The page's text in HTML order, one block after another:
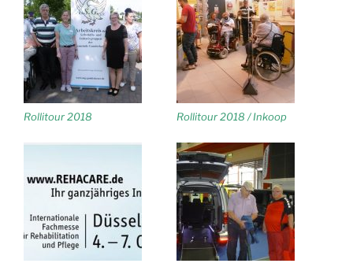
Rollitour 2018 Rollitour 2018 / Inkoop